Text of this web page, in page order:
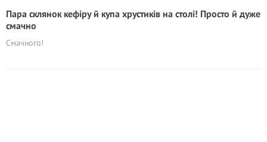
Пара склянок кефіру й купа хрустиків на столі! Просто й дуже
смачно
Смачного!